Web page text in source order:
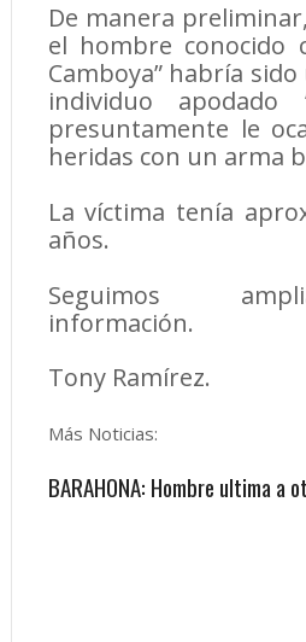
De manera
el hombre conocido
Camboya” habría
individuo apodado
presuntamente le
heridas con un arma
La víctima tenía
años.
Seguimos
información.
Tony Ramírez.
Más Noticias:
BARAHONA: Hombre ultima a